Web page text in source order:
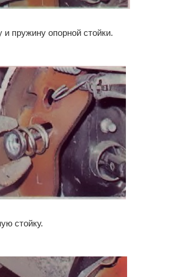
пружину опорной стойки.
стойку.